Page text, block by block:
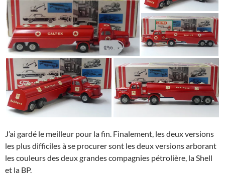
J’ai gardé le meilleur pour la fin. Finalement, les deux versions
les plus difficiles à se procurer sont les deux versions arborant
les couleurs des deux grandes compagnies pétrolière, la Shell
et la BP.